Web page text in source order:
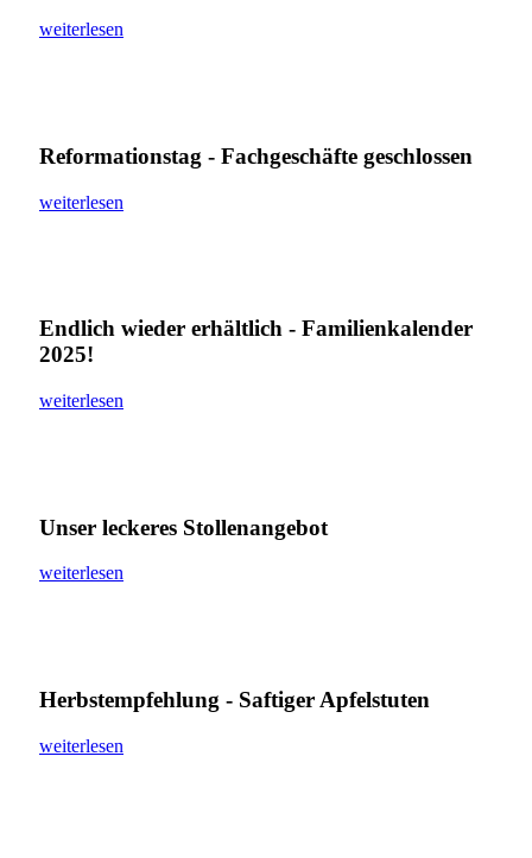
weiterlesen
Reformationstag - Fachgeschäfte geschlossen
weiterlesen
Endlich wieder erhältlich - Familienkalender
2025!
weiterlesen
Unser leckeres Stollenangebot
weiterlesen
Herbstempfehlung - Saftiger Apfelstuten
weiterlesen